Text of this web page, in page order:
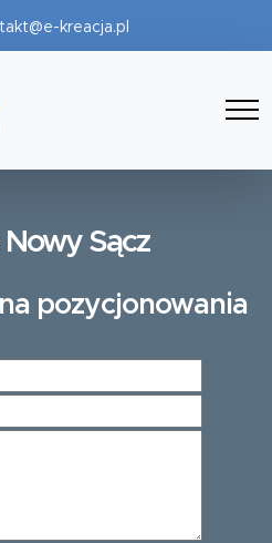
kreacja.pl
Sącz
pozycjonowania